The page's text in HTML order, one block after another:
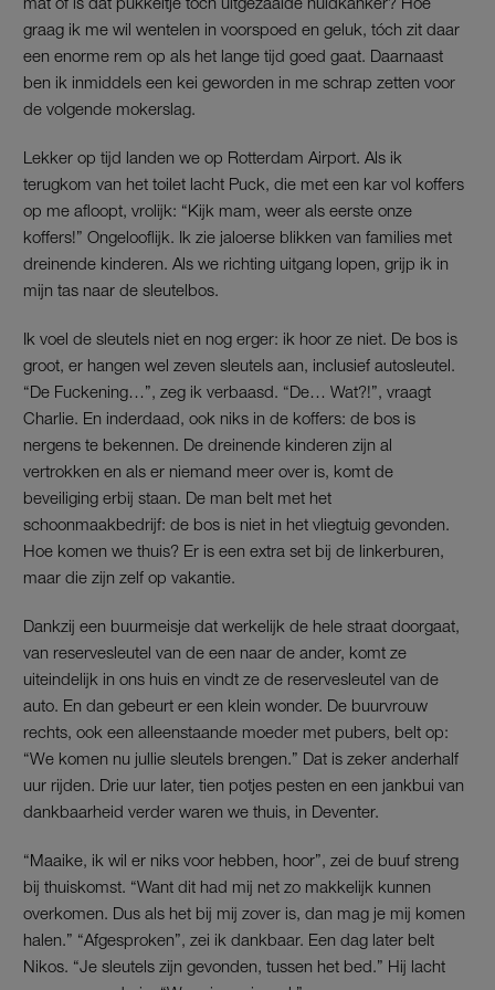
graag ik me wil wentelen in voorspoed en geluk, tóch zit daar
een enorme rem op als het lange tijd goed gaat. Daarnaast
ben ik inmiddels een kei geworden in me schrap zetten voor
de volgende mokerslag.
Lekker op tijd landen we op Rotterdam Airport. Als ik
terugkom van het toilet lacht Puck, die met een kar vol koffers
op me afloopt, vrolijk: “Kijk mam, weer als eerste onze
koffers!” Ongelooflijk. Ik zie jaloerse blikken van families met
dreinende kinderen. Als we richting uitgang lopen, grijp ik in
mijn tas naar de sleutelbos.
Ik voel de sleutels niet en nog erger: ik hoor ze niet. De bos is
groot, er hangen wel zeven sleutels aan, inclusief autosleutel.
“De Fuckening…”, zeg ik verbaasd. “De… Wat?!”, vraagt
Charlie. En inderdaad, ook niks in de koffers: de bos is
nergens te bekennen. De dreinende kinderen zijn al
vertrokken en als er niemand meer over is, komt de
beveiliging erbij staan. De man belt met het
schoonmaakbedrijf: de bos is niet in het vliegtuig gevonden.
Hoe komen we thuis? Er is een extra set bij de linkerburen,
maar die zijn zelf op vakantie.
Dankzij een buurmeisje dat werkelijk de hele straat doorgaat,
van reservesleutel van de een naar de ander, komt ze
uiteindelijk in ons huis en vindt ze de reservesleutel van de
auto. En dan gebeurt er een klein wonder. De buurvrouw
rechts, ook een alleenstaande moeder met pubers, belt op:
“We komen nu jullie sleutels brengen.” Dat is zeker anderhalf
uur rijden. Drie uur later, tien potjes pesten en een jankbui van
dankbaarheid verder waren we thuis, in Deventer.
“Maaike, ik wil er niks voor hebben, hoor”, zei de buuf streng
bij thuiskomst. “Want dit had mij net zo makkelijk kunnen
overkomen. Dus als het bij mij zover is, dan mag je mij komen
halen.” “Afgesproken”, zei ik dankbaar. Een dag later belt
Nikos. “Je sleutels zijn gevonden, tussen het bed.” Hij lacht